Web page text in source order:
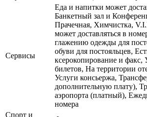
Сервисы
Еда и напитки может
Банкетный зал и
Прачечная, Химчистка,
может доставляться в
глажению одежды для
обуви для постояльцев,
ксерокопирование и факс,
билетов, На территории
Услуги консьержа,
дополнительную плату),
аэропорта (платный),
номера
Спорт и